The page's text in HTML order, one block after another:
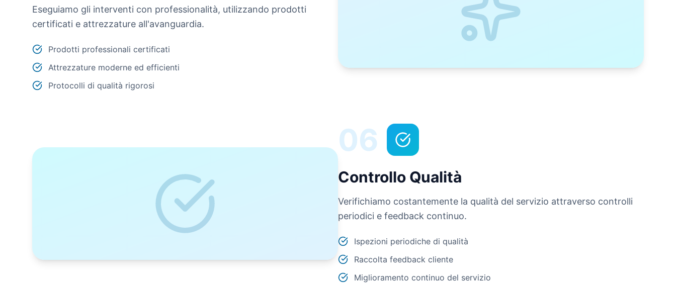
Eseguiamo gli interventi con professionalità, utilizzando prodotti
certificati e attrezzature all'avanguardia.
Prodotti professionali certificati
Attrezzature moderne ed efficienti
Protocolli di qualità rigorosi
06
Controllo Qualità
Verifichiamo costantemente la qualità del servizio attraverso controlli
periodici e feedback continuo.
Ispezioni periodiche di qualità
Raccolta feedback cliente
Miglioramento continuo del servizio